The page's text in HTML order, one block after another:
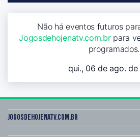
Não há eventos futuros
Jogosdehojenatv.com.brpara
programados.
qui., 06 de ago.
Jogosdehojenatv.com.br